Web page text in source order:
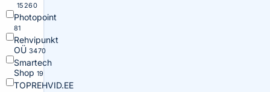
15260
Photopoint
81
Rehvipunkt
OÜ 3470
Smartech
Shop 19
TOPREHVID.EE